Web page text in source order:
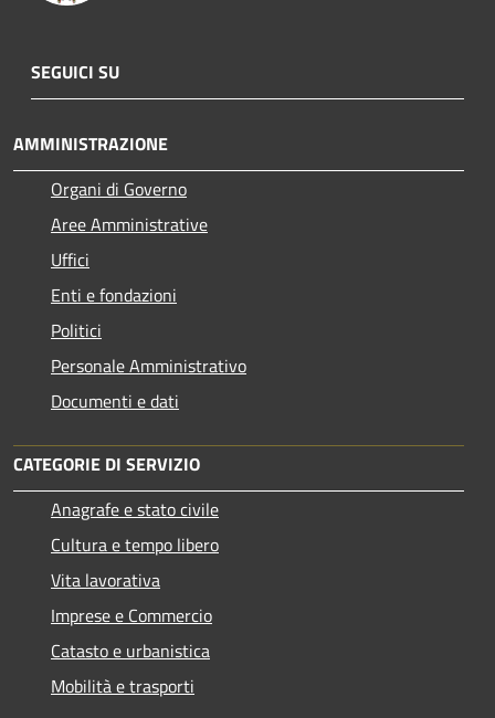
SEGUICI SU
AMMINISTRAZIONE
Organi di Governo
Aree Amministrative
Uffici
Enti e fondazioni
Politici
Personale Amministrativo
Documenti e dati
CATEGORIE DI SERVIZIO
Anagrafe e stato civile
Cultura e tempo libero
Vita lavorativa
Imprese e Commercio
Catasto e urbanistica
Mobilità e trasporti